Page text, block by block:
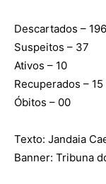
Descartados – 196
Suspeitos – 37
Ativos – 10
Recuperados – 15
Óbitos – 00
Texto: Jandaia
Banner: Tribuna